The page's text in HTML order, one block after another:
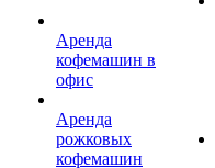
Аренда
кофемашин в
офис
Аренда
рожковых
кофемашин